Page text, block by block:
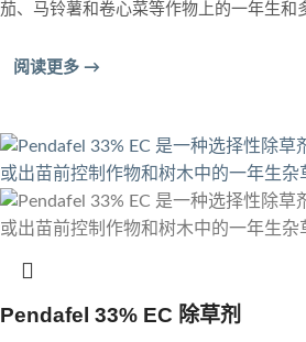
茄、马铃薯和卷心菜等作物上的一年生和
阅读更多 →
Pendafel 33% EC 除草剂